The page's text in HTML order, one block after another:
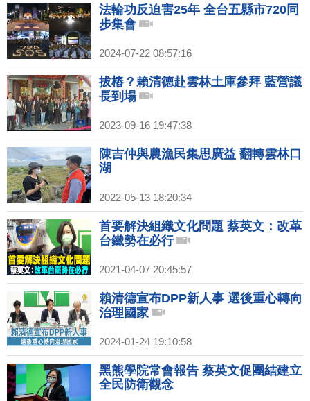
法輪功反迫害25年 全台五縣市720同
步集會
2024-07-22 08:57:16
拔樁？賴清德赴雲林土庫參拜 藍營議
長到場
2023-09-16 19:47:38
陳吉仲與農漁民集思廣益 翻轉雲林口
湖
2022-05-13 18:20:34
首要解決組織文化問題 蔡英文：改革
台鐵勢在必行
2021-04-07 20:45:57
賴清德宣布DPP新人事 選後重心轉向
治理國家
2024-01-24 19:10:58
黑熊學院常會報告 蔡英文促團結建立
全民防衛觀念